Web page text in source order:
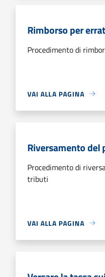
Rimborso per
Procedimento di
VAI ALLA PAGINA
Riversamento
Procedimento di
tributi
VAI ALLA PAGINA